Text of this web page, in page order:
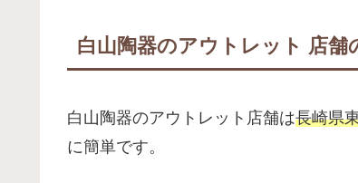
白山陶器のアウトレット 店舗
白山陶器のアウトレット店舗は長崎県
に簡単です。